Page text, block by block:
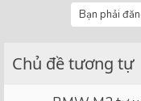
Bạn phải
Chủ đề tương tự